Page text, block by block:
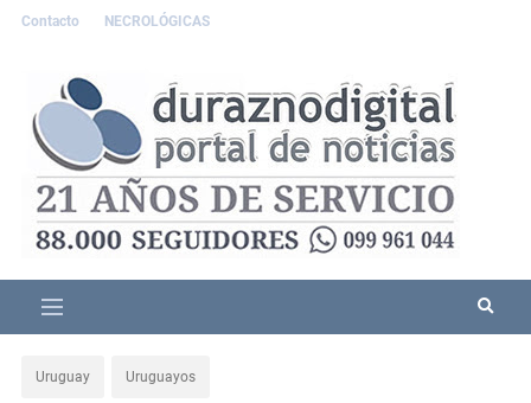
Contacto NECROLÓGICAS
Uruguay Uruguayos